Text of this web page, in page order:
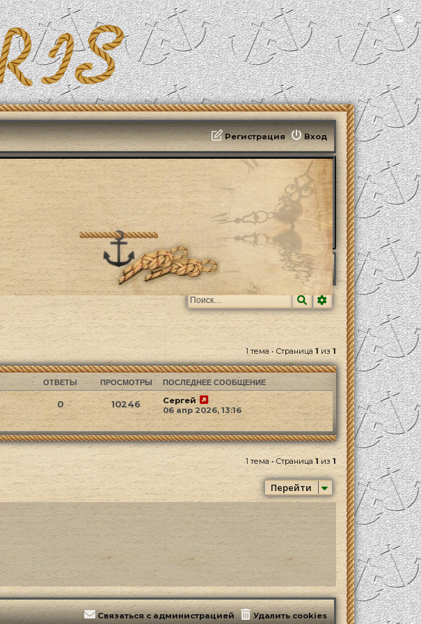
📻
Вход
Регистрация
ПоискРасширенный
1 тема • Страница 1из1
ОТВЕТЫ ПРОСМОТРЫ ПОСЛЕДНЕЕ СООБЩЕНИЕ
0 10246
Сергей
06 апр 2026, 13:16
1 тема • Страница1из 1
Перейти
Удалить cookies
Связаться с администрацией